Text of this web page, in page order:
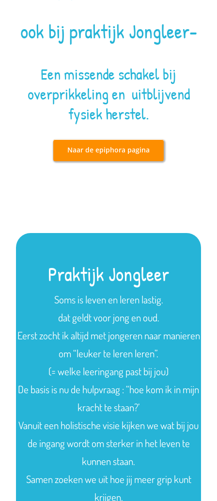
ook bij praktijk Jongleer-
Een missende schakel bij
overprikkeling en uitblijvend
fysiek herstel.
Naar de epiphora pagina
Praktijk Jongleer
Soms is leven en leren lastig.
dat geldt voor jong en oud.
Eerst zocht ik altijd met jongeren naar manieren
om “leuker te leren leren”.
(= welke leeringang past bij jou)
De basis is nu de hulpvraag : “hoe kom ik in mijn
kracht te staan?’
Vanuit een holistische visie kijken we wat bij jou
de ingang wordt om sterker in het leven te
kunnen staan.
Samen zoeken we uit hoe jij meer grip kunt
krijgen.